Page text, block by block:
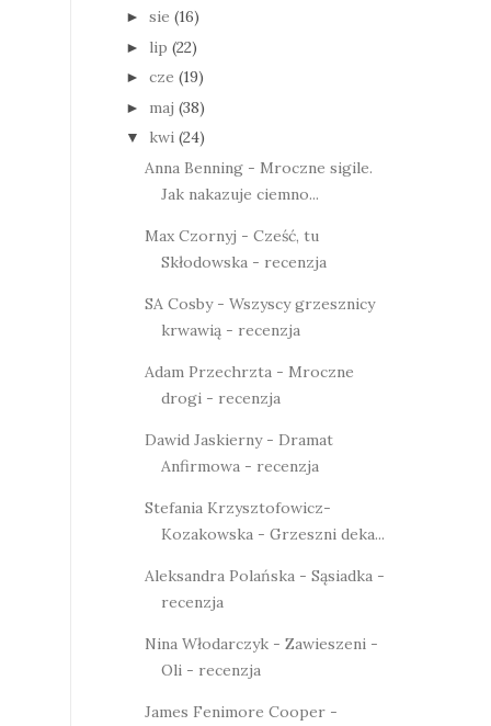
► sie (16)
► lip (22)
► cze (19)
► maj (38)
▼ kwi (24)
Anna Benning - Mroczne sigile.
Jak nakazuje ciemno...
Max Czornyj - Cześć, tu
Skłodowska - recenzja
SA Cosby - Wszyscy grzesznicy
krwawią - recenzja
Adam Przechrzta - Mroczne
drogi - recenzja
Dawid Jaskierny - Dramat
Anfirmowa - recenzja
Stefania Krzysztofowicz-
Kozakowska - Grzeszni deka...
Aleksandra Polańska - Sąsiadka -
recenzja
Nina Włodarczyk - Zawieszeni -
Oli - recenzja
James Fenimore Cooper -